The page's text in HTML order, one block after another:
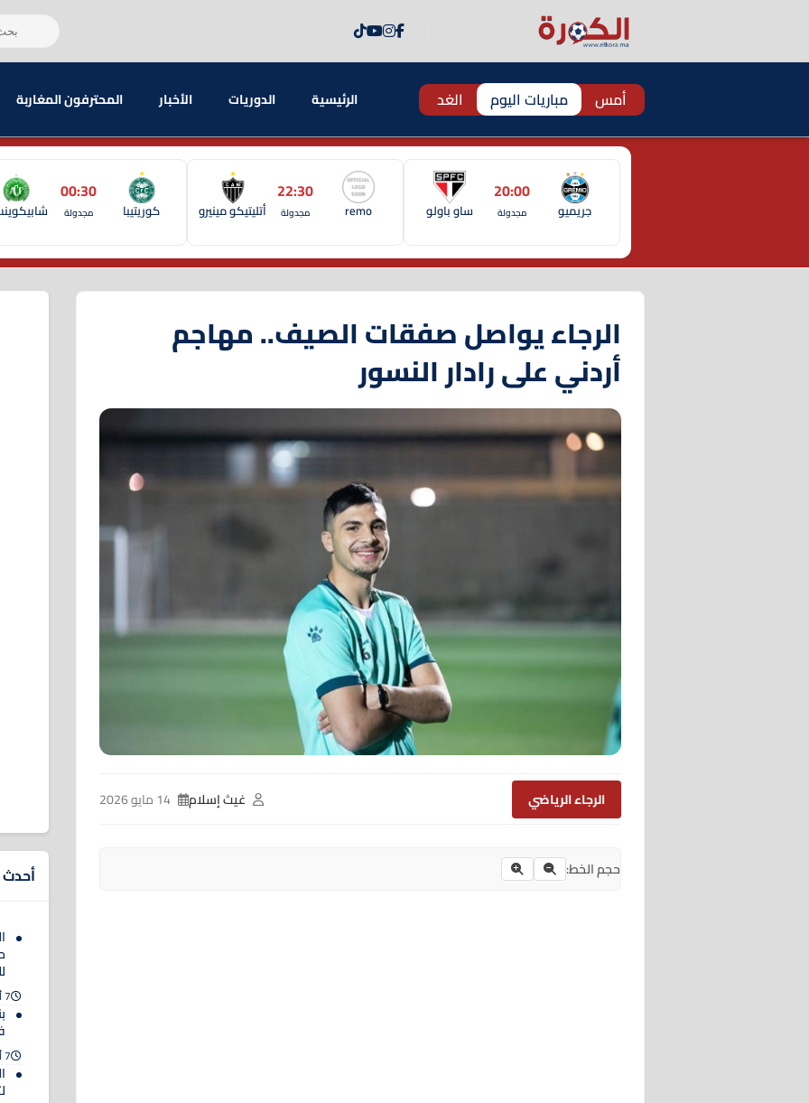
أمس مباريات اليوم الغد الرئيسية الدوريات الأخبار المحترفون المغاربة
جريميو
20:00
مجدولة ساو باولو remo
22:30
مجدولة أتليتيكو مينيرو كوريتيبا
00:30
مجدولة
الرجاء يواصل صفقات الصيف.. مهاجم
أردني على رادار النسور
الرجاء الرياضي غيث إسلام
حجم الخط: أحدث
7 أغسطس 2026
7 أغسطس 2026